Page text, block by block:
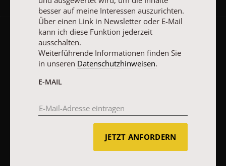
AGB und Widerrufsbelehrung Datenschutz
Impressum
besser auf meine Interessen auszurichten.
Über einen Link in Newsletter oder E-Mail
kann ich diese Funktion jederzeit
ausschalten.
Weiterführende Informationen finden Sie
in unseren Datenschutzhinweisen.
E-MAIL
JETZT ANFORDERN